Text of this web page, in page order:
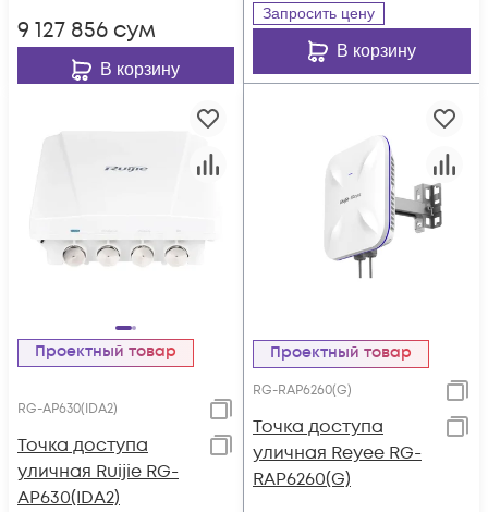
9 127 856 сум
В корзину
Запросить цену
В корзину
Проектный товар
RG-AP630(IDA2)
Точка доступа
уличная Ruijie RG-
AP630(IDA2)
Проектный товар
RG-RAP6260(G)
Точка доступа
уличная Reyee RG-
RAP6260(G)